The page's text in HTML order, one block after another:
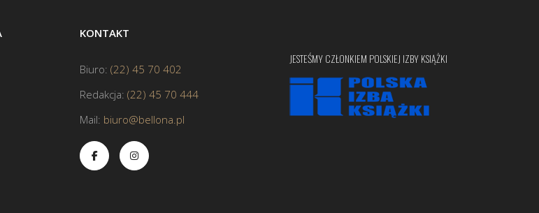
KONTAKT
Biuro: (22) 45 70 402
Redakcja: (22) 45 70 444
Mail: biuro@bellona.pl
JESTEŚMY CZŁONKIEM POLSKIEJ IZBY KSIĄŻKI